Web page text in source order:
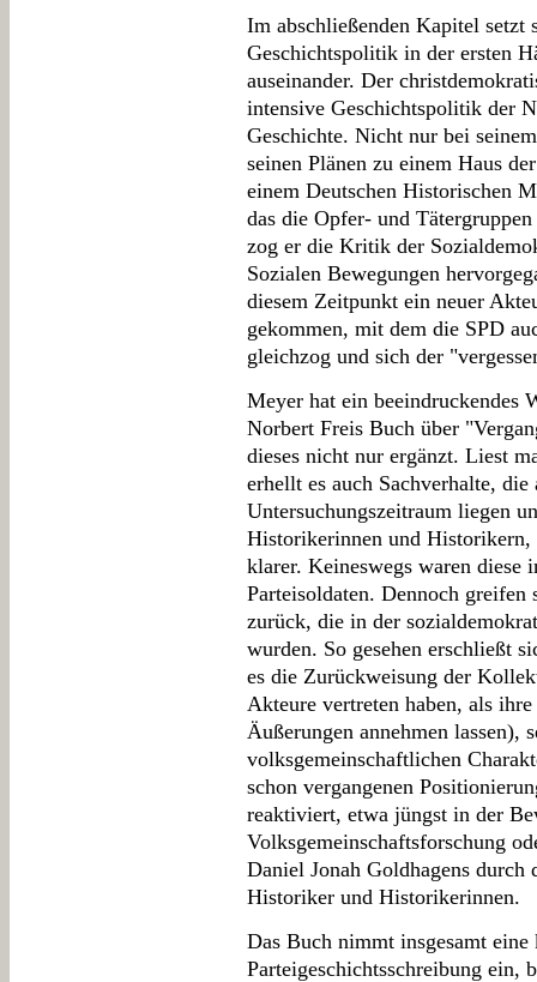
Im abschließenden Kapitel
Geschichtspolitik in der ersten
auseinander. Der
intensive Geschichtspolitik der
Geschichte. Nicht nur bei
seinen Plänen zu einem Haus
einem Deutschen Historischen
das die Opfer- und
zog er die Kritik der
Sozialen Bewegungen
diesem Zeitpunkt ein neuer
gekommen, mit dem die SPD
gleichzog und sich der
Meyer hat ein beeindruckendes
Norbert Freis Buch über
dieses nicht nur ergänzt. Liest
erhellt es auch Sachverhalte,
Untersuchungszeitraum liegen
Historikerinnen und Historikern,
klarer. Keineswegs waren diese
Parteisoldaten. Dennoch greifen
zurück, die in der
wurden. So gesehen erschließt
es die Zurückweisung der
Akteure vertreten haben, als
Äußerungen annehmen lassen),
volksgemeinschaftlichen
schon vergangenen
reaktiviert, etwa jüngst in der
Volksgemeinschaftsforschung
Daniel Jonah Goldhagens durch
Historiker und Historikerinnen.
Das Buch nimmt insgesamt
Parteigeschichtsschreibung